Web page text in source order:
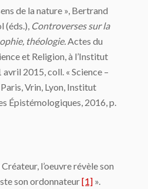
de la nature », Bertrand
(éds.), Controverses sur la
théologie.Actes du
et Religion, à l’Institut
2015, coll. « Science –
Vrin, Lyon, Institut
Épistémologiques, 2016, p.
l’oeuvre révèle son
son ordonnateur[1] ».